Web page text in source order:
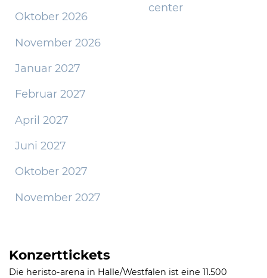
Oktober 2026
November 2026
Januar 2027
Februar 2027
April 2027
Juni 2027
Oktober 2027
November 2027
center
Konzerttickets
Die heristo-arena in Halle/Westfalen ist eine 11.500